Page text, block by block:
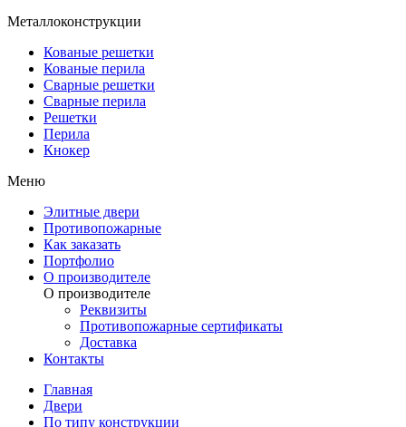
Металлоконструкции
Кованые решетки
Кованые перила
Сварные решетки
Сварные перила
Решетки
Перила
Кнокер
Меню
Элитные двери
Противопожарные
Как заказать
Портфолио
О производителе
О производителе
Реквизиты
Противопожарные сертификаты
Доставка
Контакты
Главная
Двери
По типу конструкции